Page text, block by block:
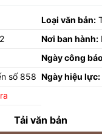
Loại văn bản:
Nơi ban hành:
Ngày công
số 858 Ngày hiệu lực:
Tải văn bản